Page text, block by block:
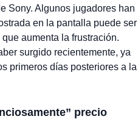
Sony. Algunos jugadores han
en la pantalla puede ser
aumenta la frustración.
surgido recientemente, ya
primeros días posteriores a la
precio